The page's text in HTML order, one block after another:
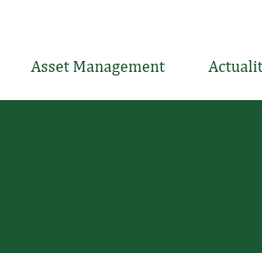
Asset Management